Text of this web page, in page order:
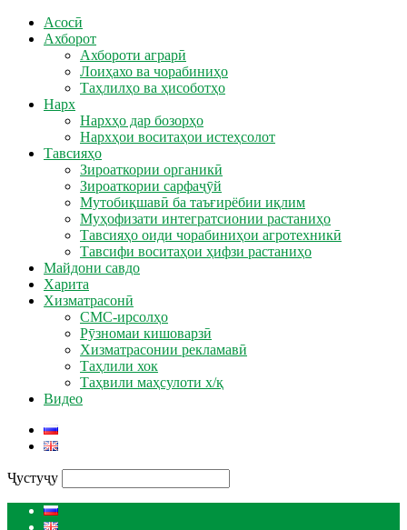
Асосӣ
Ахборот
Ахбороти аграрӣ
Лоиҳахо ва чорабиниҳо
Таҳлилҳо ва ҳисоботҳо
Нарх
Нархҳо дар бозорҳо
Нархҳои воситаҳои истеҳсолот
Тавсияҳо
Зироаткории органикӣ
Зироаткории сарфаҷӯй
Мутобиқшавӣ ба таъғирёбии иқлим
Муҳофизати интегратсионии растаниҳо
Тавсияҳо оиди чорабиниҳои агротехникӣ
Тавсифи воситаҳои ҳифзи растаниҳо
Майдони савдо
Харита
Хизматрасонӣ
СМС-ирсолҳо
Рӯзномаи кишоварзӣ
Хизматрасонии рекламавӣ
Таҳлили хок
Таҳвили маҳсулоти х/қ
Видео
Ҷустуҷу